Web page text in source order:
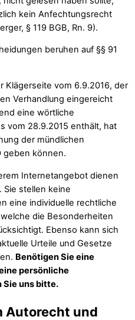
kein Anfechtungsrecht
§ 119 BGB, Rn. 9).
beruhen auf §§ 91
Klägerseite vom 6.9.2016, der
Verhandlung eingereicht
eine wörtliche
vom 28.9.2015 enthält, hat
der mündlichen
geben können.
Internetangebot dienen
Sie stellen keine
eine individuelle rechtliche
die Besonderheiten
Ebenso kann sich
Urteile und Gesetze
Benötigen Sie eine
persönliche
Sie uns bitte.
Autorecht und